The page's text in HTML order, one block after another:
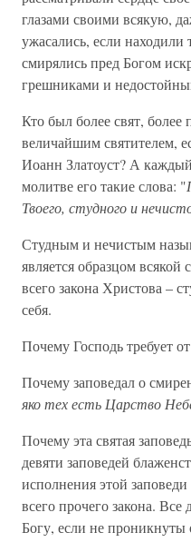
глазами своими всякую,
ужасались, если
смирялись пред Богом
грешниками и
Кто был более свят, более
величайшим святителем,
Иоанн Златоуст? А
молитве его такие слова: "
Твоего, студного и
Студным и нечистым
является образцом
всего закона Христова –
себя.
Почему Господь требует
Почему заповедал о
яко тех есть Царство
Почему эта святая
девяти заповедей
исполнения этой
всего прочего закона.
Богу, если не